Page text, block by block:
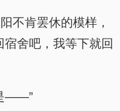
不肯罢休的模样，
宿舍吧，我等下就回
——”